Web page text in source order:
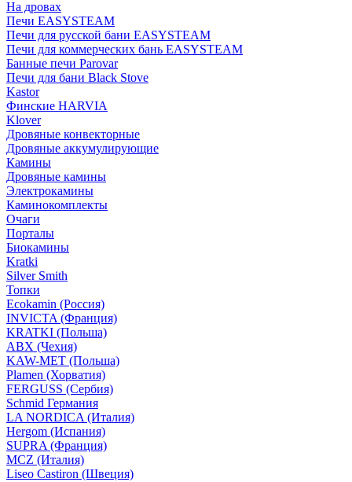
На дровах
Печи EASYSTEAM
Печи для русской бани EASYSTEAM
Печи для коммерческих бань EASYSTEAM
Банные печи Parovar
Печи для бани Black Stove
Kastor
Финские HARVIA
Klover
Дровяные конвекторные
Дровяные аккумулирующие
Камины
Дровяные камины
Электрокамины
Каминокомплекты
Очаги
Порталы
Биокамины
Kratki
Silver Smith
Топки
Ecokamin (Россия)
INVICTA (Франция)
KRATKI (Польша)
ABX (Чехия)
KAW-MET (Польша)
Plamen (Хорватия)
FERGUSS (Сербия)
Schmid Германия
LA NORDICA (Италия)
Hergom (Испания)
SUPRA (Франция)
MCZ (Италия)
Liseo Castiron (Швеция)